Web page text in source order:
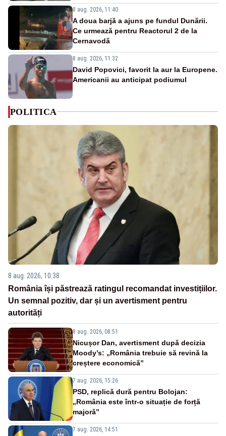
8 aug. 2026, 11:40
A doua barjă a ajuns pe fundul Dunării.
Ce urmează pentru Reactorul 2 de la
Cernavodă
8 aug. 2026, 11:32
David Popovici, favorit la aur la Europene.
Americanii au anticipat podiumul
POLITICA
8 aug. 2026, 10:38
România își păstrează ratingul recomandat investițiilor.
Un semnal pozitiv, dar și un avertisment pentru
autorități
8 aug. 2026, 08:51
Nicușor Dan, avertisment după decizia
Moody’s: „România trebuie să revină la
creștere economică”
7 aug. 2026, 15:26
PSD, replică dură pentru Bolojan:
„România este într-o situație de forță
majoră”
7 aug. 2026, 14:51